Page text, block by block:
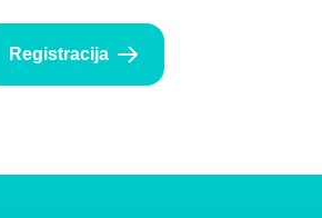
Registracija